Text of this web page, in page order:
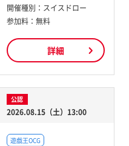
開催種別： スイスドロー
参加料： 無料
詳細
公認
2026.08.15（土）13:00
遊戯王OCG